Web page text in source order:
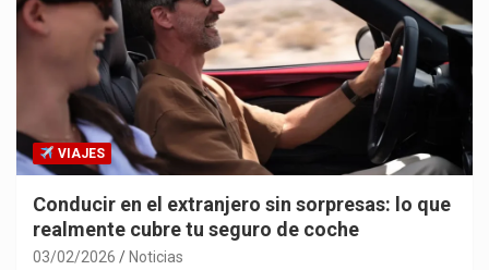
VIAJES
Conducir en el extranjero sin sorpresas: lo que
realmente cubre tu seguro de coche
03/02/2026 Noticias